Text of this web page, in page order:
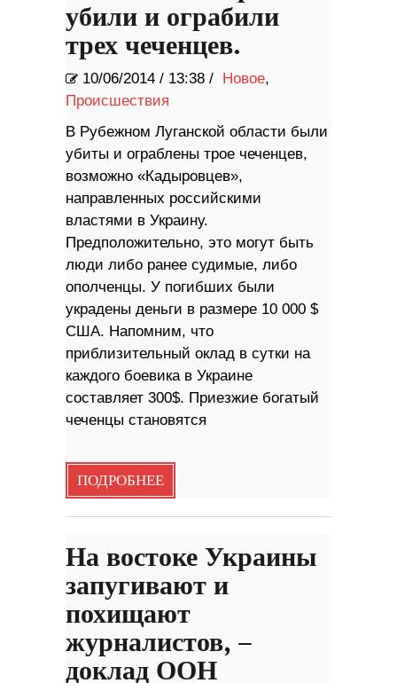
убили и ограбили
трех чеченцев.
10/06/2014 / 13:38 / Новое,
Происшествия
В Рубежном Луганской области были
убиты и ограблены трое чеченцев,
возможно «Кадыровцев»,
направленных российскими
властями в Украину.
Предположительно, это могут быть
люди либо ранее судимые, либо
ополченцы. У погибших были
украдены деньги в размере 10 000 $
США. Напомним, что
приблизительный оклад в сутки на
каждого боевика в Украине
составляет 300$. Приезжие богатый
чеченцы становятся
ПОДРОБНЕЕ
На востоке Украины
запугивают и
похищают
журналистов, –
доклад ООН